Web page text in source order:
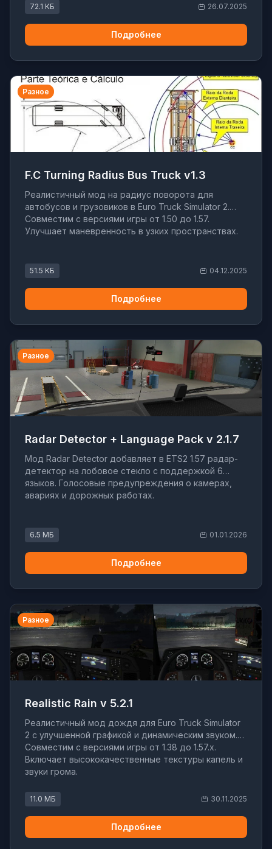
72.1 КБ 26.07.2025
Подробнее
Разное
F.C Turning Radius Bus Truck v1.3
Реалистичный мод на радиус поворота для
автобусов и грузовиков в Euro Truck Simulator 2.
Совместим с версиями игры от 1.50 до 1.57.
Улучшает маневренность в узких пространствах.
51.5 КБ 04.12.2025
Подробнее
Разное
Radar Detector + Language Pack v 2.1.7
Мод Radar Detector добавляет в ETS2 1.57 радар-
детектор на лобовое стекло с поддержкой 6
языков. Голосовые предупреждения о камерах,
авариях и дорожных работах.
6.5 МБ 01.01.2026
Подробнее
Разное
Realistic Rain v 5.2.1
Реалистичный мод дождя для Euro Truck Simulator
2 с улучшенной графикой и динамическим звуком.
Совместим с версиями игры от 1.38 до 1.57.x.
Включает высококачественные текстуры капель и
звуки грома.
11.0 МБ 30.11.2025
Подробнее